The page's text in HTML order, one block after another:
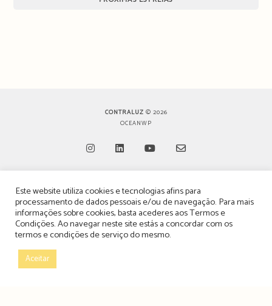
CONTRALUZ © 2026
OCEANWP
in
a
new
in
a
new
tab
in
a
new
in
a
new
TERMOS, CONDIÇÕES & POLÍTICA DE PRIVACIDADE
ESTATUTO EDITORIAL
POLÍTICA DE PUBLICIDADE E ANÚNCIOS
Este website utiliza cookies e tecnologias afins para
processamento de dados pessoais e/ou de navegação. Para mais
informações sobre cookies, basta acederes aosTermos e
Condições. Ao navegar neste site estás a concordar com os
termos e condições de serviço do mesmo.
Aceitar